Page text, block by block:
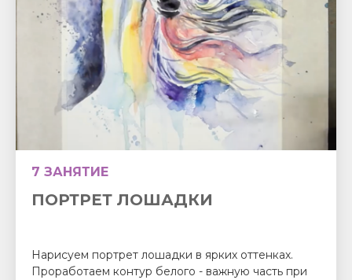
7 ЗАНЯТИЕ
ПОРТРЕТ ЛОШАДКИ
Нарисуем портрет лошадки в ярких оттенках.
Проработаем контур белого - важную часть при